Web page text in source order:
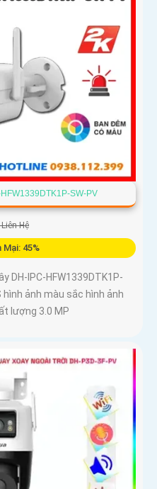
SW-PV
Hệ
Mại: 45%
DH-IPC-HFW1339DTK1P-
ảnh màu sắc hình ảnh
lượng 3.0 MP